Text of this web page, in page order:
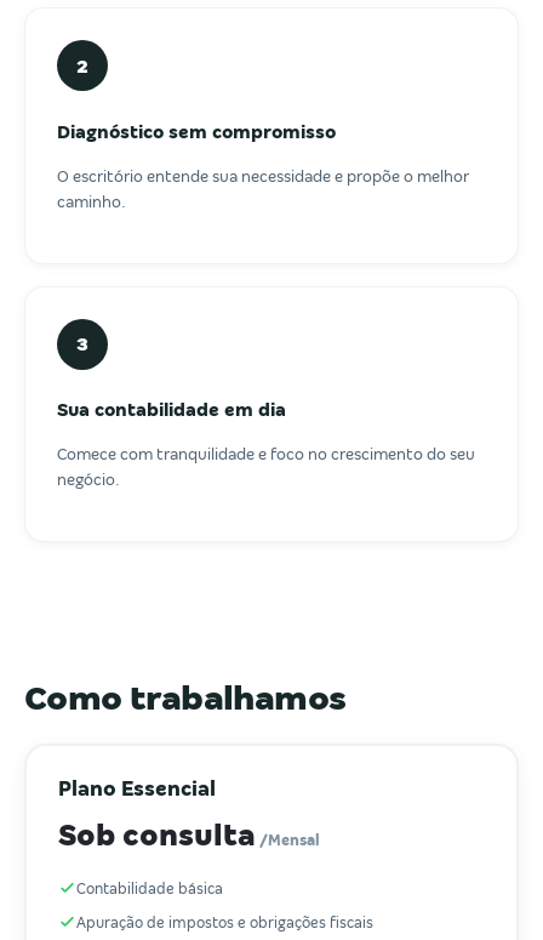
2
Diagnóstico sem compromisso
O escritório entende sua necessidade e propõe o melhor
caminho.
3
Sua contabilidade em dia
Comece com tranquilidade e foco no crescimento do seu
negócio.
Como trabalhamos
Plano Essencial
Sob consulta /Mensal
Contabilidade básica
Apuração de impostos e obrigações fiscais